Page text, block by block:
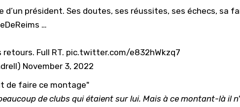
d’un président. Ses doutes, ses réussites, ses échecs, sa
…
retours. Full RT. pic.twitter.com/e832hWkzq7
November 3, 2022
de faire ce montage"
de clubs qui étaient sur lui. Mais à ce montant-là il